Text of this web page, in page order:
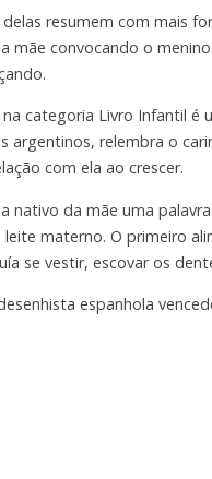
resumem com mais
convocando o
categoria Livro Infantil é
argentinos, relembra o
com ela ao crescer.
nativo da mãe uma
materno. O primeiro
se vestir, escovar os
espanhola